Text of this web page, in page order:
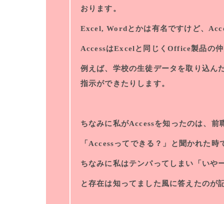
おります。
Excel, Wordとかは有名ですけど、
AccessはExcelと同じくOffice製品の
例えば、学校の生徒データを取り込ん
指示ができたりします。
ちなみに私がAccessを知ったのは、前
「Accessってできる？」と聞かれた時
ちなみに私はテンパってしまい「いや
と存在は知ってました風に答えたのが